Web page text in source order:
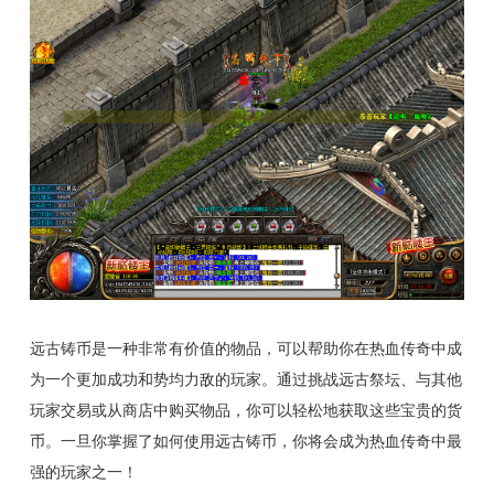
远古铸币是一种非常有价值的物品，可以帮助你在热血传奇中成
为一个更加成功和势均力敌的玩家。通过挑战远古祭坛、与其他
玩家交易或从商店中购买物品，你可以轻松地获取这些宝贵的货
币。一旦你掌握了如何使用远古铸币，你将会成为热血传奇中最
强的玩家之一！